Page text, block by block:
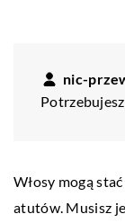
nic-
Włosy mogą
atutów. Musisz